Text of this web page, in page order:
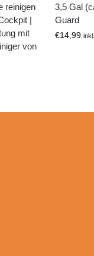
reinigen
|
mit
von
3,5 Gal
Guard
€14,99